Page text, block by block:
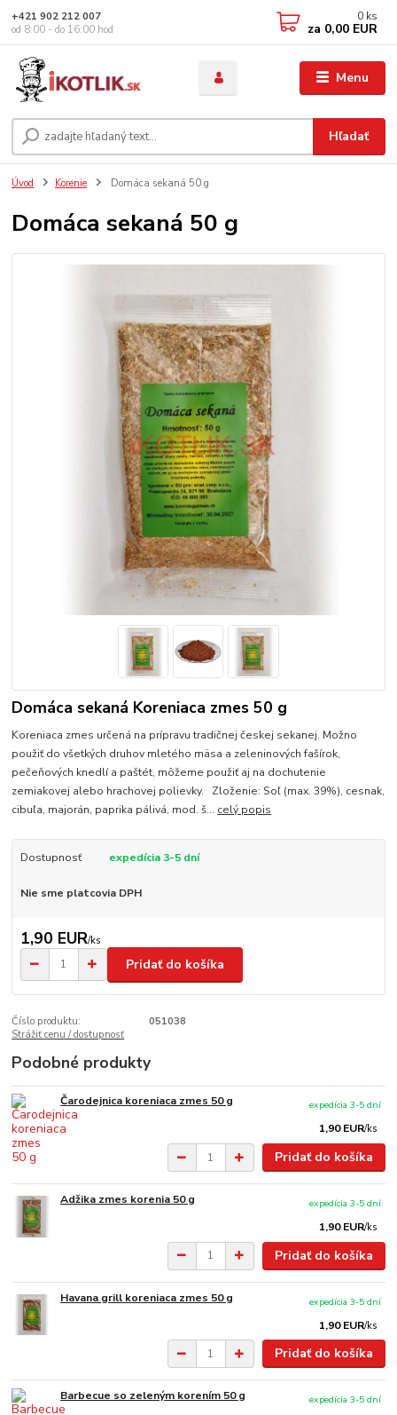
Menu
Hľadať
+421 902 212 007
od 8:00 - do 16:00 hod
0 ks
za 0,00 EUR
Úvod Korenie Domáca sekaná 50 g
Domáca sekaná 50 g
Domáca sekaná Koreniaca zmes 50 g
Koreniaca zmes určená na prípravu tradičnej českej sekanej. Možno
použiť do všetkých druhov mletého mäsa a zeleninových fašírok,
pečeňových knedlí a paštét, môžeme použiť aj na dochutenie
zemiakovej alebo hrachovej polievky. Zloženie: Soľ (max. 39%), cesnak,
cibuľa, majorán, paprika pálivá, mod. š... celý popis
Dostupnosť expedícia 3-5 dní
Nie sme platcovia DPH
1,90 EUR/ks
Pridať do košíka
Číslo produktu:
051038
Strážiť cenu / dostupnosť
Podobné produkty
Čarodejnica koreniaca zmes 50 g
1,90 EUR/ks
expedícia 3-5 dní
Pridať do košíka
Adžika zmes korenia 50 g
1,90 EUR/ks
expedícia 3-5 dní
Pridať do košíka
Havana grill koreniaca zmes 50 g
1,90 EUR/ks
expedícia 3-5 dní
Pridať do košíka
Barbecue so zeleným korením 50 g
expedícia 3-5 dní